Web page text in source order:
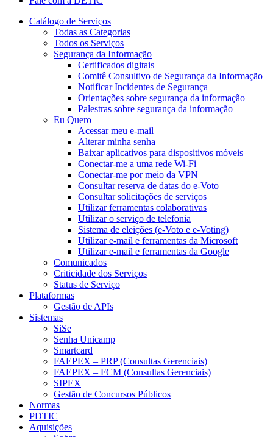
Catálogo de Serviços
Todas as Categorias
Todos os Serviços
Segurança da Informação
Certificados digitais
Comitê Consultivo de Segurança da Informação
Notificar Incidentes de Segurança
Orientações sobre segurança da informação
Palestras sobre segurança da informação
Eu Quero
Acessar meu e-mail
Alterar minha senha
Baixar aplicativos para dispositivos móveis
Conectar-me a uma rede Wi-Fi
Conectar-me por meio da VPN
Consultar reserva de datas do e-Voto
Consultar solicitações de serviços
Utilizar ferramentas colaborativas
Utilizar o serviço de telefonia
Sistema de eleições (e-Voto e e-Voting)
Utilizar e-mail e ferramentas da Microsoft
Utilizar e-mail e ferramentas da Google
Comunicados
Criticidade dos Serviços
Status de Serviço
Plataformas
Gestão de APIs
Sistemas
SiSe
Senha Unicamp
Smartcard
FAEPEX – PRP (Consultas Gerenciais)
FAEPEX – FCM (Consultas Gerenciais)
SIPEX
Gestão de Concursos Públicos
Normas
PDTIC
Aquisições